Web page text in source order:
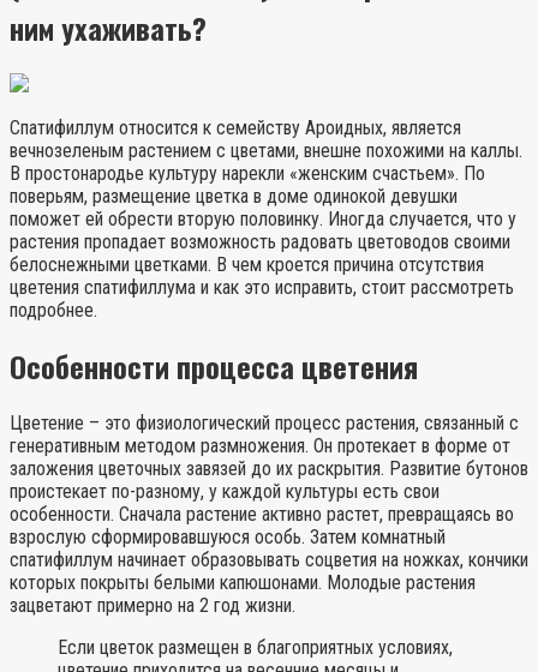
ним ухаживать?
Спатифиллум относится к семейству Ароидных, является
вечнозеленым растением с цветами, внешне похожими на каллы.
В простонародье культуру нарекли «женским счастьем». По
поверьям, размещение цветка в доме одинокой девушки
поможет ей обрести вторую половинку. Иногда случается, что у
растения пропадает возможность радовать цветоводов своими
белоснежными цветками. В чем кроется причина отсутствия
цветения спатифиллума и как это исправить, стоит рассмотреть
подробнее.
Особенности процесса цветения
Цветение – это физиологический процесс растения, связанный с
генеративным методом размножения. Он протекает в форме от
заложения цветочных завязей до их раскрытия. Развитие бутонов
проистекает по-разному, у каждой культуры есть свои
особенности. Сначала растение активно растет, превращаясь во
взрослую сформировавшуюся особь. Затем комнатный
спатифиллум начинает образовывать соцветия на ножках, кончики
которых покрыты белыми капюшонами. Молодые растения
зацветают примерно на 2 год жизни.
Если цветок размещен в благоприятных условиях,